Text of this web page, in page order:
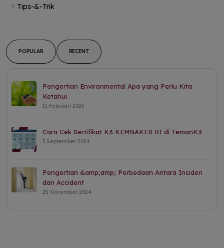
Tips-&-Trik
POPULAR RECENT
Pengertian Environmental Apa yang Perlu Kita
Ketahui
11 Februari 2025
Cara Cek Sertifikat K3 KEMNAKER RI di TemanK3
3 September 2024
Pengertian &amp;amp; Perbedaan Antara Insiden
dan Accident
25 November 2024